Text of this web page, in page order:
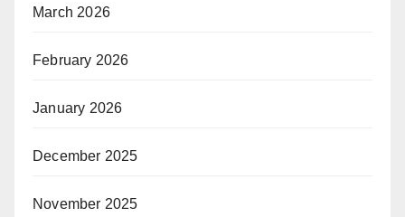
March 2026
February 2026
January 2026
December 2025
November 2025